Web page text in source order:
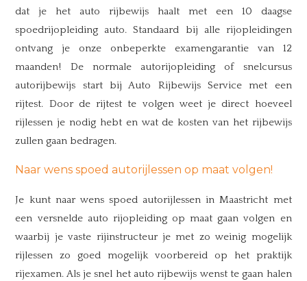
dat je het auto rijbewijs haalt met een 10 daagse
spoedrijopleiding auto. Standaard bij alle rijopleidingen
ontvang je onze onbeperkte examengarantie van 12
maanden! De normale autorijopleiding of snelcursus
autorijbewijs start bij Auto Rijbewijs Service met een
rijtest. Door de rijtest te volgen weet je direct hoeveel
rijlessen je nodig hebt en wat de kosten van het rijbewijs
zullen gaan bedragen.
Naar wens spoed autorijlessen op maat volgen!
Je kunt naar wens spoed autorijlessen in Maastricht met
een versnelde auto rijopleiding op maat gaan volgen en
waarbij je vaste rijinstructeur je met zo weinig mogelijk
rijlessen zo goed mogelijk voorbereid op het praktijk
rijexamen. Als je snel het auto rijbewijs wenst te gaan halen